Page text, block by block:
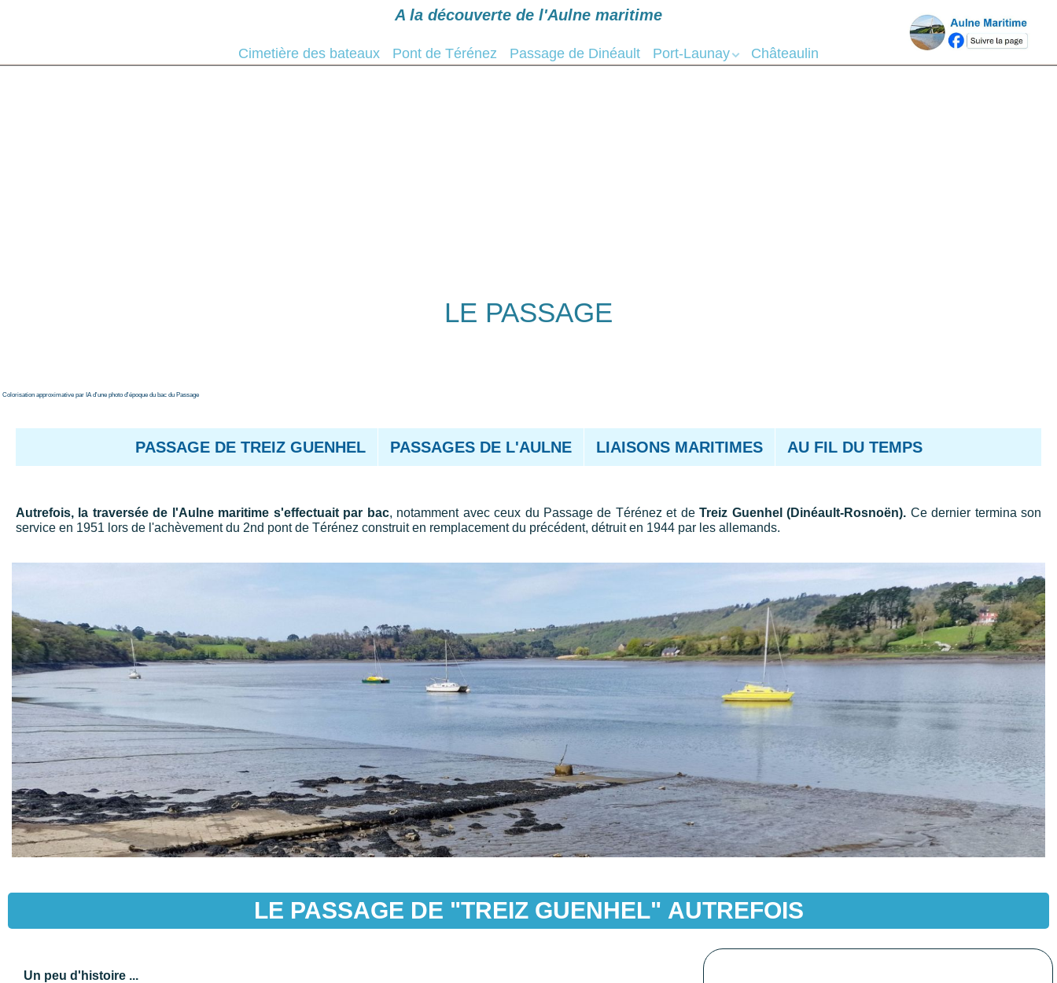
A la découverte de l'Aulne maritime
Cimetière des bateaux Pont de Térénez Passage de Dinéault Port-Launay Châteaulin
LE PASSAGE
Colorisation approximative par IA d'une photo d'époque du bac du Passage
PASSAGE DE TREIZ GUENHEL PASSAGES DE L'AULNE LIAISONS MARITIMES AU FIL DU TEMPS
Autrefois, la traversée de l'Aulne maritime s'effectuait par bac, notamment avec ceux du Passage de Térénez et deTreiz Guenhel (Dinéault-Rosnoën). Ce dernier termina son
service en 1951 lors de l'achèvement du 2nd pont de Térénez construit en remplacement du précédent, détruit en 1944 par les allemands.
LE PASSAGE DE "TREIZ GUENHEL" AUTREFOIS
Un peu d'histoire ...